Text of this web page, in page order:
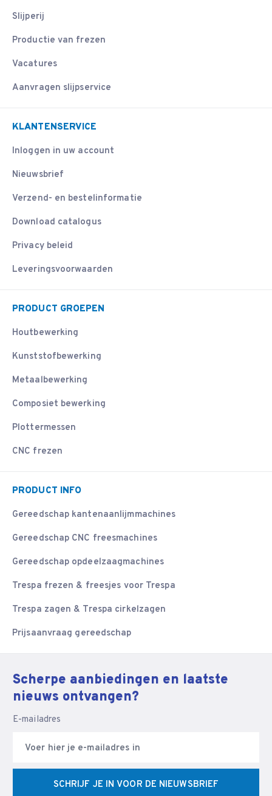
Slijperij
Productie van frezen
Vacatures
Aanvragen slijpservice
KLANTENSERVICE
Inloggen in uw account
Nieuwsbrief
Verzend- en bestelinformatie
Download catalogus
Privacy beleid
Leveringsvoorwaarden
PRODUCT GROEPEN
Houtbewerking
Kunststofbewerking
Metaalbewerking
Composiet bewerking
Plottermessen
CNC frezen
PRODUCT INFO
Gereedschap kantenaanlijmmachines
Gereedschap CNC freesmachines
Gereedschap opdeelzaagmachines
Trespa frezen & freesjes voor Trespa
Trespa zagen & Trespa cirkelzagen
Prijsaanvraag gereedschap
Scherpe aanbiedingen en laatste
nieuws ontvangen?
E-mailadres
SCHRIJF JE IN VOOR DE NIEUWSBRIEF